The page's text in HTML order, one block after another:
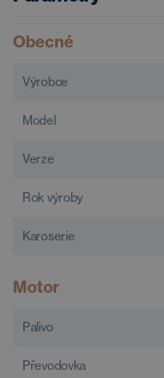
Obecné
Výrobce
Model
Verze
Rok výroby
Karoserie
Motor
Palivo
Převodovka